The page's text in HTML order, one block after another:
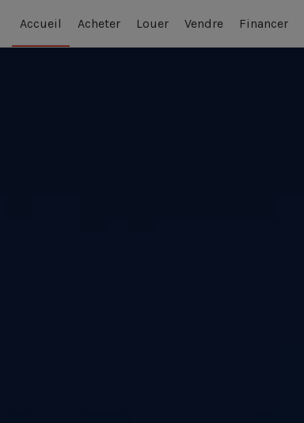
Accueil Acheter Louer Vendre Financer